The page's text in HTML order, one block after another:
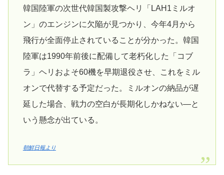
韓国陸軍の次世代韓国製攻撃ヘリ「LAH1ミルオ
ン」のエンジンに欠陥が見つかり、今年4月から
飛行が全面停止されていることが分かった。韓国
陸軍は1990年前後に配備して老朽化した「コブ
ラ」ヘリおよそ60機を早期退役させ、これをミル
オンで代替する予定だった。ミルオンの納品が遅
延した場合、戦力の空白が長期化しかねない―と
いう懸念が出ている。
朝鮮日報より